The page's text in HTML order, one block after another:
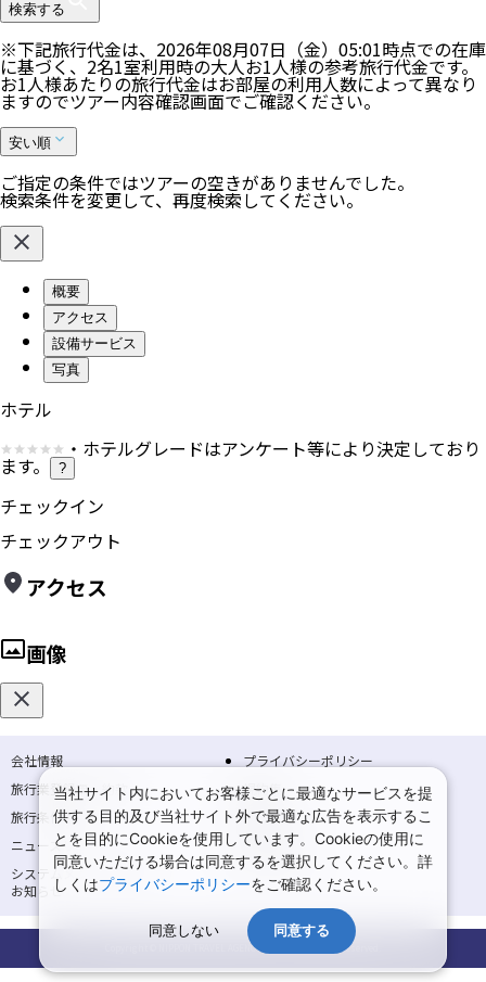
検索する
※下記旅行代金は、 2026年08月07日（金）05:01時点での在庫
に基づく、2名1室利用時の大人お1人様の参考旅行代金です。
お1人様あたりの旅行代金はお部屋の利用人数によって異なり
ますのでツアー内容確認画面でご確認ください。
安い順
ご指定の条件ではツアーの空きがありませんでした。
検索条件を変更して、再度検索してください。
概要
アクセス
設備サービス
写真
ホテル
・ホテルグレードはアンケート等により決定しており
ます。 ?
チェックイン
チェックアウト
アクセス
画像
会社情報
プライバシーポリシー
旅行業登録票・約款
規約集
旅行条件書
商標について
ニュースリリース
採用情報
システムメンテナンスの
お知らせ
サイトマップ
Copyright © NIPPON TRAVEL AGENCY Co.,LTD. All rights reserved.
当社サイト内においてお客様ごとに最適なサービスを提
供する目的及び当社サイト外で最適な広告を表示するこ
とを目的にCookieを使用しています。Cookieの使用に
同意いただける場合は同意するを選択してください。詳
しくはプライバシーポリシーをご確認ください。
同意しない 同意する